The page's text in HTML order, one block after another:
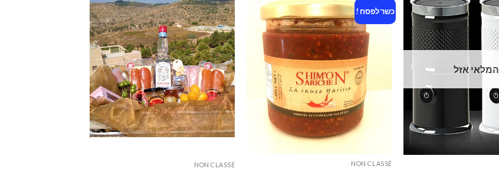
המלאי אזל
כשר לפסח !
NON CLASSÉ
NON CLASSÉ